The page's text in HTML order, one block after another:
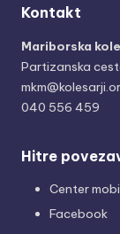
Kontakt
Mariborska
Partizanska
040 556 459
Hitre
Center
Facebook